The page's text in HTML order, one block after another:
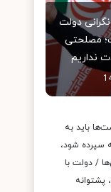
دولت
مصلحتی
نداریم
باید به
سپرده شود،
/ دولت با
پشتوانه